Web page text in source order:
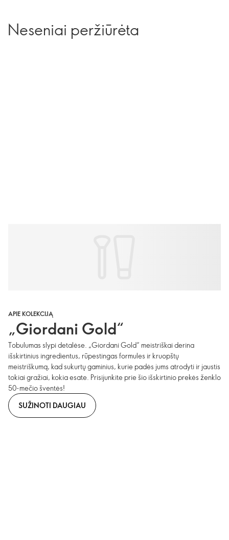
Neseniai peržiūrėta
APIE KOLEKCIJĄ
„Giordani Gold“
Tobulumas slypi detalėse. „Giordani Gold“ meistriškai derina
išskirtinius ingredientus, rūpestingas formules ir kruopštų
meistriškumą, kad sukurtų gaminius, kurie padės jums atrodyti ir jaustis
tokiai gražiai, kokia esate. Prisijunkite prie šio išskirtinio prekės ženklo
50-mečio šventės!
SUŽINOTI DAUGIAU